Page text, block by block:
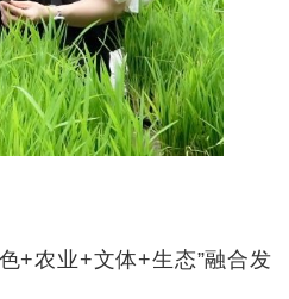
+农业+文体+生态”融合发